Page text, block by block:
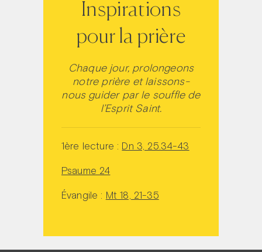
Inspirations
pour la prière
Chaque jour, prolongeons
notre prière et laissons-
nous guider par le souffle de
l’Esprit Saint.
1ère lecture : Dn 3, 25.34-43
Psaume 24
Évangile : Mt 18, 21-35